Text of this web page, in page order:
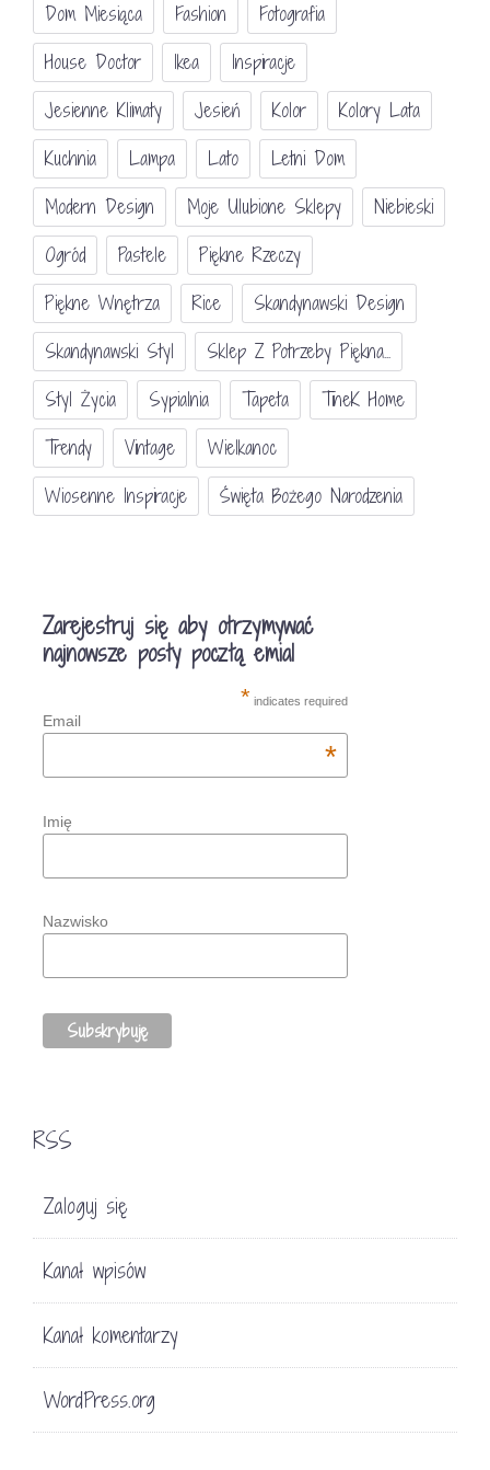
Dom Miesiąca
Fashion
Fotografia
House Doctor
Ikea
Inspiracje
Jesienne Klimaty
Jesień Kolor
Kolory Lata
Kuchnia
Lampa Lato
Letni Dom
Modern Design
Moje Ulubione Sklepy
Niebieski
Ogród
Pastele
Piękne Rzeczy
Piękne Wnętrza
Rice
Skandynawski Design
Skandynawski Styl
Sklep Z Potrzeby Piękna...
Styl Życia
Sypialnia Tapeta
TineK Home
Trendy
Vintage
Wielkanoc
Wiosenne Inspiracje
Święta Bożego Narodzenia
Zarejestruj się aby otrzymywać
najnowsze posty pocztą emial
* indicates required
Email
*
Imię
Nazwisko
RSS
Zaloguj się
Kanał wpisów
Kanał komentarzy
WordPress.org